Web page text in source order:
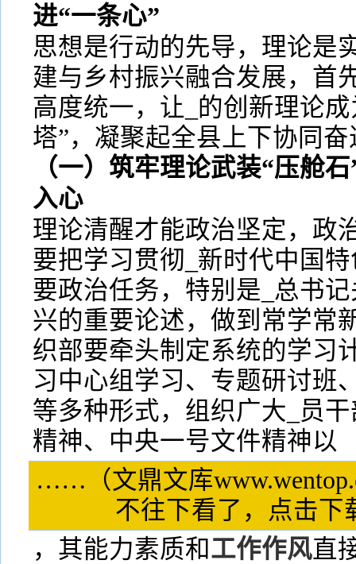
进“一条心”
思想是行动的先导，理论是
建与乡村振兴融合发展，首
高度统一，让_的创新理论
塔”，凝聚起全县上下协同
（一）筑牢理论武装“压舱
入心
理论清醒才能政治坚定，政
要把学习贯彻_新时代中国
要政治任务，特别是_总书
兴的重要论述，做到常学常
织部要牵头制定系统的学习
习中心组学习、专题研讨班
等多种形式，组织广大_员
精神、中央一号文件精神以
……（文鼎文库
不往下看了，点击
，其能力素质和 工作作风直